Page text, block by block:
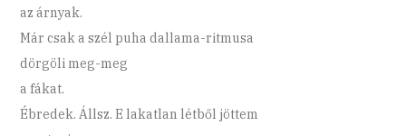
az árnyak.
Már csak a szél puha dallama-ritmusa
dörgöli meg-meg
a fákat.
Ébredek. Állsz. E lakatlan létből jöttem